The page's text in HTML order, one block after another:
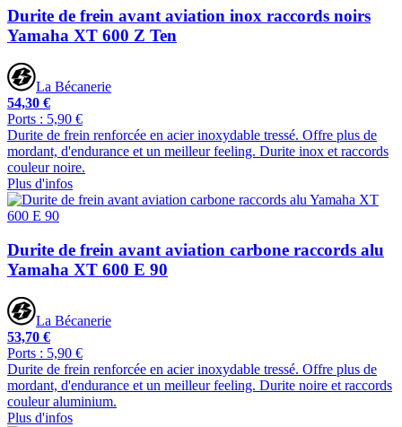
Durite de frein avant aviation inox raccords noirs
Yamaha XT 600 Z Ten
La Bécanerie
54,30 €
Ports : 5,90 €
Durite de frein renforcée en acier inoxydable tressé. Offre plus de
mordant, d'endurance et un meilleur feeling. Durite inox et raccords
couleur noire.
Plus d'infos
Durite de frein avant aviation carbone raccords alu
Yamaha XT 600 E 90
La Bécanerie
53,70 €
Ports : 5,90 €
Durite de frein renforcée en acier inoxydable tressé. Offre plus de
mordant, d'endurance et un meilleur feeling. Durite noire et raccords
couleur aluminium.
Plus d'infos